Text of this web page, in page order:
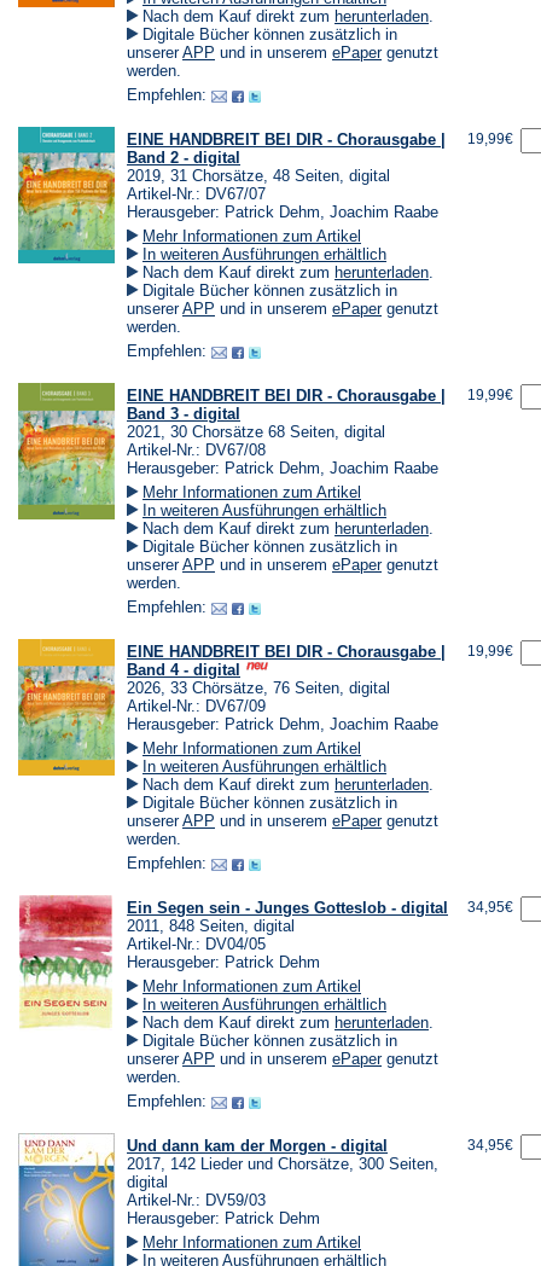
Nach dem Kauf direkt zum herunterladen(Öffnet
einem
.
Digitale Bücher können zusätzlich in
unsererAPP (Öffnet
neuen
und in unserem ePaper(Öffnet
genutzt
werden.
Empfehlen:
EINE HANDBREIT BEI DIR - Chorausgabe |
Band 2 - digital
2019, 31 Chorsätze, 48 Seiten, digital
Artikel-Nr.: DV67/07
Herausgeber: Patrick Dehm, Joachim Raabe
Mehr Informationen zum Artikel
In weiteren Ausführungen erhältlich
Nach dem Kauf direkt zum herunterladen(Öffnet
einem
.
Digitale Bücher können zusätzlich in
unsererAPP (Öffnet
neuen
und in unserem ePaper(Öffnet
genutzt
werden.
Empfehlen:
19,99€
EINE HANDBREIT BEI DIR - Chorausgabe |
Band 3 - digital
2021, 30 Chorsätze 68 Seiten, digital
Artikel-Nr.: DV67/08
Herausgeber: Patrick Dehm, Joachim Raabe
Mehr Informationen zum Artikel
In weiteren Ausführungen erhältlich
Nach dem Kauf direkt zum herunterladen(Öffnet
einem
.
Digitale Bücher können zusätzlich in
unsererAPP (Öffnet
neuen
und in unserem ePaper(Öffnet
genutzt
werden.
Empfehlen:
19,99€
EINE HANDBREIT BEI DIR - Chorausgabe |
Band 4 - digital
2026, 33 Chörsätze, 76 Seiten, digital
Artikel-Nr.: DV67/09
Herausgeber: Patrick Dehm, Joachim Raabe
Mehr Informationen zum Artikel
In weiteren Ausführungen erhältlich
Nach dem Kauf direkt zum herunterladen(Öffnet
einem
.
Digitale Bücher können zusätzlich in
unsererAPP (Öffnet
neuen
und in unserem ePaper(Öffnet
genutzt
werden.
Empfehlen:
19,99€
Ein Segen sein - Junges Gotteslob - digital
2011, 848 Seiten, digital
Artikel-Nr.: DV04/05
Herausgeber: Patrick Dehm
Mehr Informationen zum Artikel
In weiteren Ausführungen erhältlich
Nach dem Kauf direkt zum herunterladen(Öffnet
einem
.
Digitale Bücher können zusätzlich in
unsererAPP (Öffnet
neuen
und in unserem ePaper(Öffnet
genutzt
werden.
Empfehlen:
34,95€
Und dann kam der Morgen - digital
2017, 142 Lieder und Chorsätze, 300 Seiten,
digital
Artikel-Nr.: DV59/03
Herausgeber: Patrick Dehm
Mehr Informationen zum Artikel
In weiteren Ausführungen erhältlich
34,95€